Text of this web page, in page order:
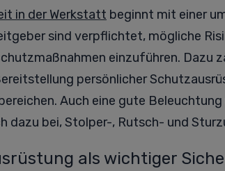
in der Werkstatt beginnt mit einer
sind verpflichtet, mögliche
einzuführen. Dazu
persönlicher
Auch eine gute Beleuchtung
bei, Stolper-, Rutsch- und
als wichtiger